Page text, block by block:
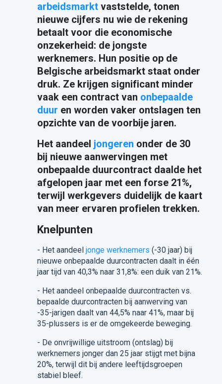
arbeidsmarktvaststelde, tonen
nieuwe cijfers nu wie de rekening
betaalt voor die economische
onzekerheid: de jongste
werknemers. Hun positie op de
Belgische arbeidsmarkt staat onder
druk. Ze krijgen significant minder
vaak een contract van onbepaalde
duur en worden vaker ontslagen ten
opzichte van de voorbije jaren.
Het aandeel jongeren onder de 30
bij nieuwe aanwervingen met
onbepaalde duurcontract daalde het
afgelopen jaar met een forse 21%,
terwijl werkgevers duidelijk de kaart
van meer ervaren profielen trekken.
Knelpunten
- Het aandeel jonge werknemers (-30 jaar) bij
nieuwe onbepaalde duurcontracten daalt in één
jaar tijd van 40,3% naar 31,8%: een duik van 21%.
- Het aandeel onbepaalde duurcontracten vs.
bepaalde duurcontracten bij aanwerving van
-35-jarigen daalt van 44,5% naar 41%, maar bij
35-plussers is er de omgekeerde beweging.
- De onvrijwillige uitstroom (ontslag) bij
werknemers jonger dan 25 jaar stijgt met bijna
20%, terwijl dit bij andere leeftijdsgroepen
stabiel bleef.